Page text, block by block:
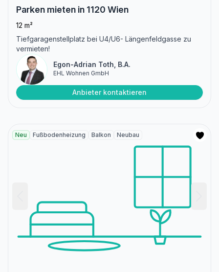
Parken mieten in 1120 Wien
12 m²
Tiefgaragenstellplatz bei U4/U6- Längenfeldgasse zu
vermieten!
Egon-Adrian Toth, B.A.
EHL Wohnen GmbH
Anbieter kontaktieren
Neu Fußbodenheizung Balkon Neubau